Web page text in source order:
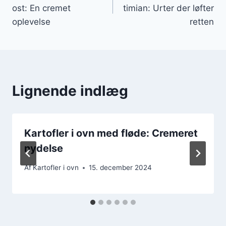
ost: En cremet
oplevelse
timian: Urter der løfter
retten
Lignende indlæg
Kartofler i ovn med fløde: Cremeret
nydelse
AfKartofler i ovn 15. december 2024